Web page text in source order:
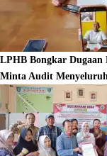
LPHB Bongkar Dugaan
Minta Audit Menyeluruh